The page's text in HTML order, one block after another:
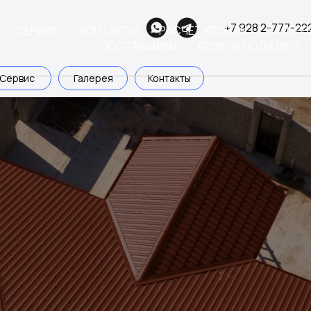
+7 928 2-777-
Галерея Контакты
Контакты
Галерея
Замер
РАСЧЕТ КРОВЛИ